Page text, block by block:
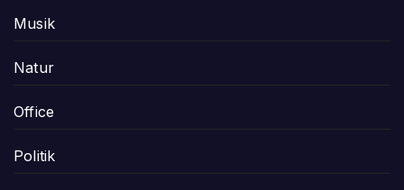
Musik
Natur
Office
Politik